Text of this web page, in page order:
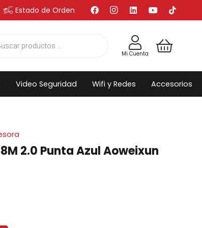
Estado de Orden
Mi Cuenta
Video Seguridad Wifi y Redes Accesorios
2.0 Punta Azul Aoweixun